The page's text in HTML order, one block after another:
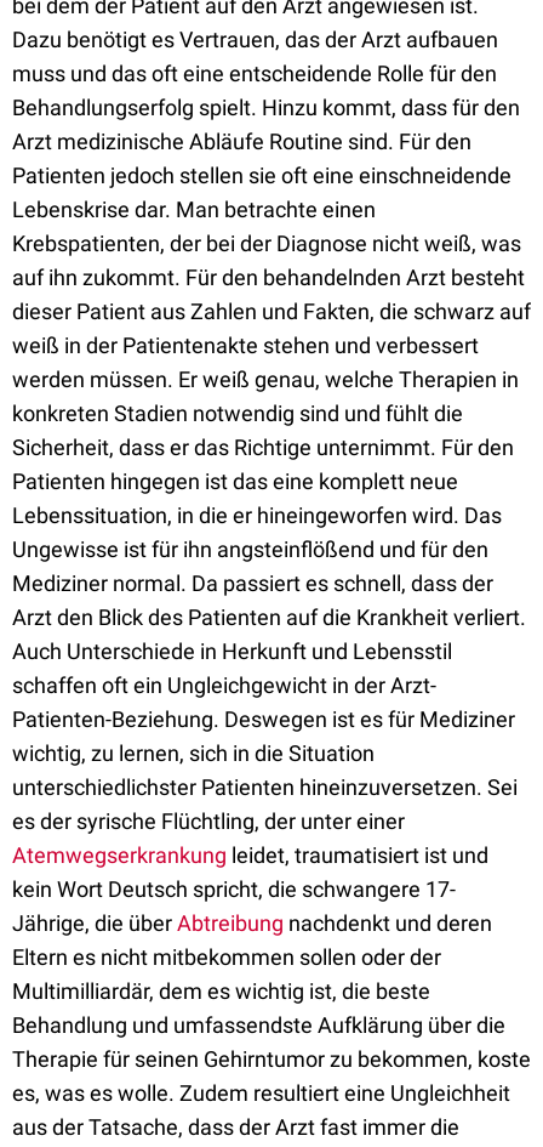
bei dem der Patient auf den Arzt angewiesen ist.
Dazu benötigt es Vertrauen, das der Arzt aufbauen
muss und das oft eine entscheidende Rolle für den
Behandlungserfolg spielt. Hinzu kommt, dass für den
Arzt medizinische Abläufe Routine sind. Für den
Patienten jedoch stellen sie oft eine einschneidende
Lebenskrise dar. Man betrachte einen
Krebspatienten, der bei der Diagnose nicht weiß, was
auf ihn zukommt. Für den behandelnden Arzt besteht
dieser Patient aus Zahlen und Fakten, die schwarz auf
weiß in der Patientenakte stehen und verbessert
werden müssen. Er weiß genau, welche Therapien in
konkreten Stadien notwendig sind und fühlt die
Sicherheit, dass er das Richtige unternimmt. Für den
Patienten hingegen ist das eine komplett neue
Lebenssituation, in die er hineingeworfen wird. Das
Ungewisse ist für ihn angsteinflößend und für den
Mediziner normal. Da passiert es schnell, dass der
Arzt den Blick des Patienten auf die Krankheit verliert.
Auch Unterschiede in Herkunft und Lebensstil
schaffen oft ein Ungleichgewicht in der Arzt-
Patienten-Beziehung. Deswegen ist es für Mediziner
wichtig, zu lernen, sich in die Situation
unterschiedlichster Patienten hineinzuversetzen. Sei
es der syrische Flüchtling, der unter einer
Atemwegserkrankung leidet, traumatisiert ist und
kein Wort Deutsch spricht, die schwangere 17-
Jährige, die überAbtreibung nachdenkt und deren
Eltern es nicht mitbekommen sollen oder der
Multimilliardär, dem es wichtig ist, die beste
Behandlung und umfassendste Aufklärung über die
Therapie für seinen Gehirntumor zu bekommen, koste
es, was es wolle. Zudem resultiert eine Ungleichheit
aus der Tatsache, dass der Arzt fast immer die